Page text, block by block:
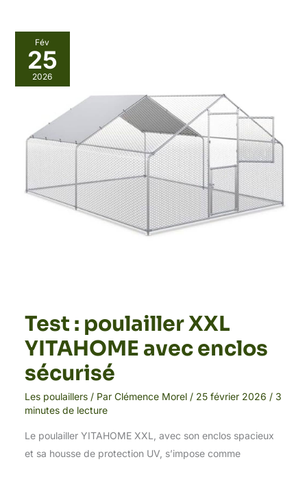
Fév
25
2026
Test : poulailler XXL
YITAHOME avec enclos
sécurisé
Les poulaillers/ Par Clémence Morel / 25 février 2026 / 3
minutes de lecture
Le poulailler YITAHOME XXL, avec son enclos spacieux
et sa housse de protection UV, s’impose comme
Test
:
poulailler
XXL
YITAHOME
enclos
sécurisé